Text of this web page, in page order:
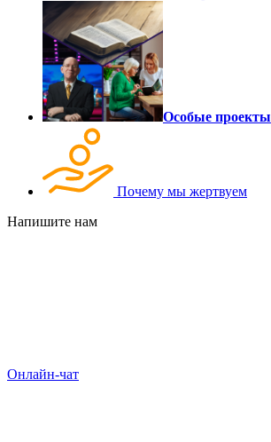
Особые проекты
Почему мы жертвуем
Напишите нам
Онлайн-чат